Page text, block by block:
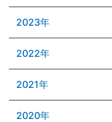
2023年
2022年
2021年
2020年